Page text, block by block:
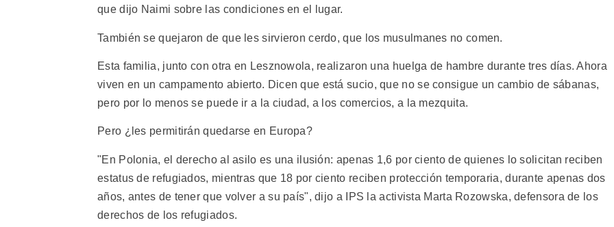
que dijo Naimi sobre las condiciones en el lugar.
También se quejaron de que les sirvieron cerdo, que los musulmanes no comen.
Esta familia, junto con otra en Lesznowola, realizaron una huelga de hambre durante tres días. Ahora
viven en un campamento abierto. Dicen que está sucio, que no se consigue un cambio de sábanas,
pero por lo menos se puede ir a la ciudad, a los comercios, a la mezquita.
Pero ¿les permitirán quedarse en Europa?
"En Polonia, el derecho al asilo es una ilusión: apenas 1,6 por ciento de quienes lo solicitan reciben
estatus de refugiados, mientras que 18 por ciento reciben protección temporaria, durante apenas dos
años, antes de tener que volver a su país", dijo a IPS la activista Marta Rozowska, defensora de los
derechos de los refugiados.